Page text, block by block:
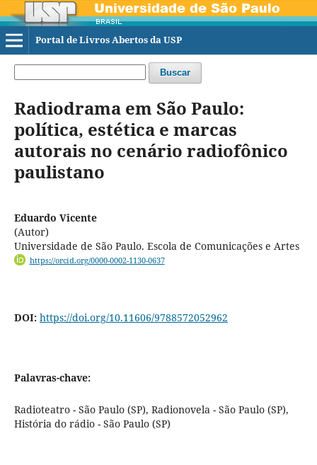
Portal de Livros Abertos da USP
Buscar
Radiodrama em São Paulo:
política, estética e marcas
autorais no cenário radiofônico
paulistano
Eduardo Vicente
(Autor)
Universidade de São Paulo. Escola de Comunicações e Artes
https://orcid.org/0000-0002-1130-0637
DOI: https://doi.org/10.11606/9788572052962
Palavras-chave:
Radioteatro - São Paulo (SP), Radionovela - São Paulo (SP),
História do rádio - São Paulo (SP)